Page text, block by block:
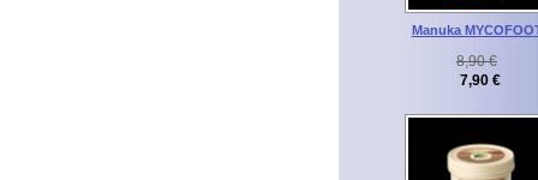
Manuka
8,90 €
7,90 €